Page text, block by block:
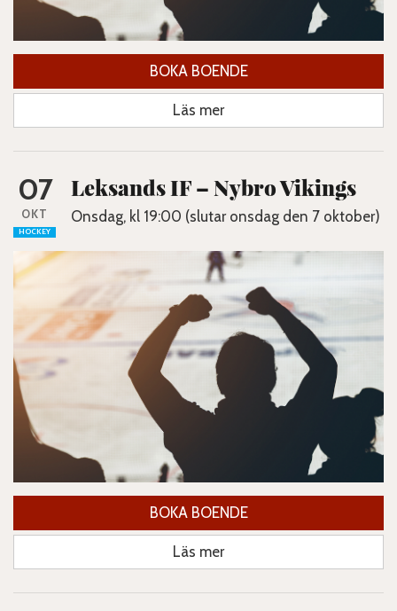
BOKA BOENDE
Läs mer
07
OKT
HOCKEY
Leksands IF – Nybro Vikings
Onsdag, kl 19:00 (slutar onsdag den 7 oktober)
BOKA BOENDE
Läs mer